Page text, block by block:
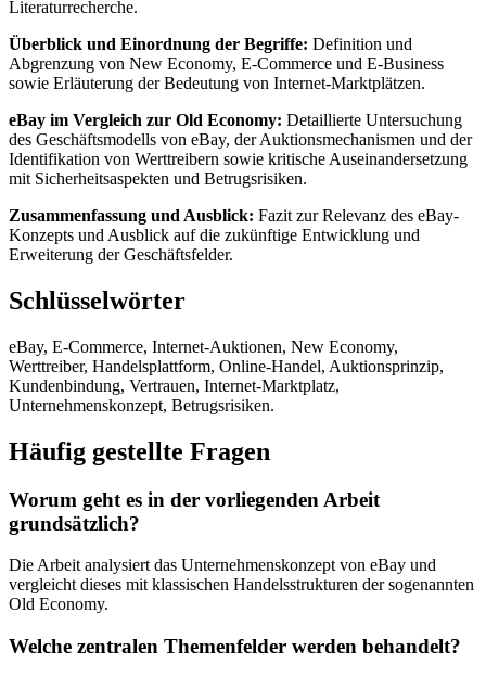
Literaturrecherche.
Überblick und Einordnung der Begriffe: Definition und
Abgrenzung von New Economy, E-Commerce und E-Business
sowie Erläuterung der Bedeutung von Internet-Marktplätzen.
eBay im Vergleich zur Old Economy: Detaillierte Untersuchung
des Geschäftsmodells von eBay, der Auktionsmechanismen und der
Identifikation von Werttreibern sowie kritische Auseinandersetzung
mit Sicherheitsaspekten und Betrugsrisiken.
Zusammenfassung und Ausblick: Fazit zur Relevanz des eBay-
Konzepts und Ausblick auf die zukünftige Entwicklung und
Erweiterung der Geschäftsfelder.
Schlüsselwörter
eBay, E-Commerce, Internet-Auktionen, New Economy,
Werttreiber, Handelsplattform, Online-Handel, Auktionsprinzip,
Kundenbindung, Vertrauen, Internet-Marktplatz,
Unternehmenskonzept, Betrugsrisiken.
Häufig gestellte Fragen
Worum geht es in der vorliegenden Arbeit
grundsätzlich?
Die Arbeit analysiert das Unternehmenskonzept von eBay und
vergleicht dieses mit klassischen Handelsstrukturen der sogenannten
Old Economy.
Welche zentralen Themenfelder werden behandelt?